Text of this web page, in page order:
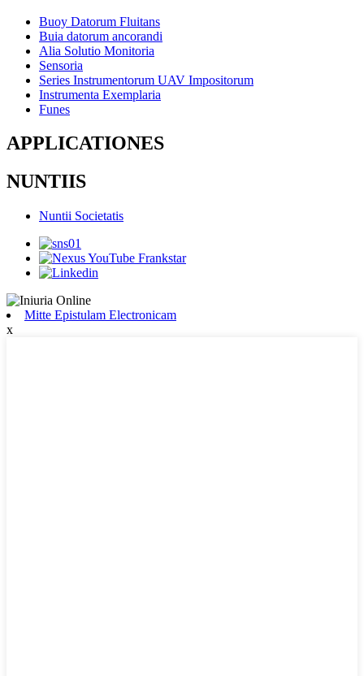
Buoy Datorum Fluitans
Buia datorum ancorandi
Alia Solutio Monitoria
Sensoria
Series Instrumentorum UAV Impositorum
Instrumenta Exemplaria
Funes
APPLICATIONES
NUNTIIS
Nuntii Societatis
Mitte Epistulam Electronicam
x